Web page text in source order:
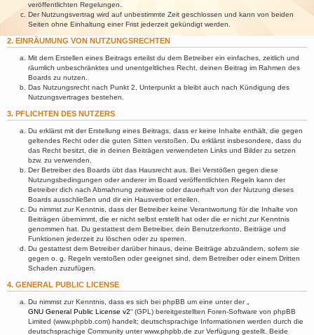
veröffentlichten Regelungen.
Der Nutzungsvertrag wird auf unbestimmte Zeit geschlossen und kann von beiden
Seiten ohne Einhaltung einer Frist jederzeit gekündigt werden.
2. EINRÄUMUNG VON NUTZUNGSRECHTEN
Mit dem Erstellen eines Beitrags erteilst du dem Betreiber ein einfaches, zeitlich und
räumlich unbeschränktes und unentgeltliches Recht, deinen Beitrag im Rahmen des
Boards zu nutzen.
Das Nutzungsrecht nach Punkt 2, Unterpunkt a bleibt auch nach Kündigung des
Nutzungsvertrages bestehen.
3. PFLICHTEN DES NUTZERS
Du erklärst mit der Erstellung eines Beitrags, dass er keine Inhalte enthält, die gegen
geltendes Recht oder die guten Sitten verstoßen. Du erklärst insbesondere, dass du
das Recht besitzt, die in deinen Beiträgen verwendeten Links und Bilder zu setzen
bzw. zu verwenden.
Der Betreiber des Boards übt das Hausrecht aus. Bei Verstößen gegen diese
Nutzungsbedingungen oder anderer im Board veröffentlichten Regeln kann der
Betreiber dich nach Abmahnung zeitweise oder dauerhaft von der Nutzung dieses
Boards ausschließen und dir ein Hausverbot erteilen.
Du nimmst zur Kenntnis, dass der Betreiber keine Verantwortung für die Inhalte von
Beiträgen übernimmt, die er nicht selbst erstellt hat oder die er nicht zur Kenntnis
genommen hat. Du gestattest dem Betreiber, dein Benutzerkonto, Beiträge und
Funktionen jederzeit zu löschen oder zu sperren.
Du gestattest dem Betreiber darüber hinaus, deine Beiträge abzuändern, sofern sie
gegen o. g. Regeln verstoßen oder geeignet sind, dem Betreiber oder einem Dritten
Schaden zuzufügen.
4. GENERAL PUBLIC LICENSE
Du nimmst zur Kenntnis, dass es sich bei phpBB um eine unter der „
GNU General Public License v2“ (GPL) bereitgestellten Foren-Software von phpBB
Limited (www.phpbb.com) handelt; deutschsprachige Informationen werden durch die
deutschsprachige Community unter www.phpbb.de zur Verfügung gestellt. Beide